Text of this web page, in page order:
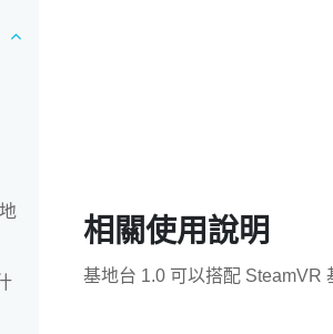
相關使用說明
基地台 1.0 可以搭配 SteamVR